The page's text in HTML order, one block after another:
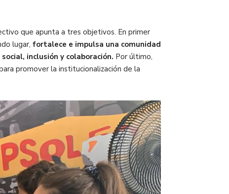
que apunta a tres objetivos. En primer
lugar, fortalece e impulsa una comunidad
inclusión y colaboración. Por último,
promover la institucionalización de la